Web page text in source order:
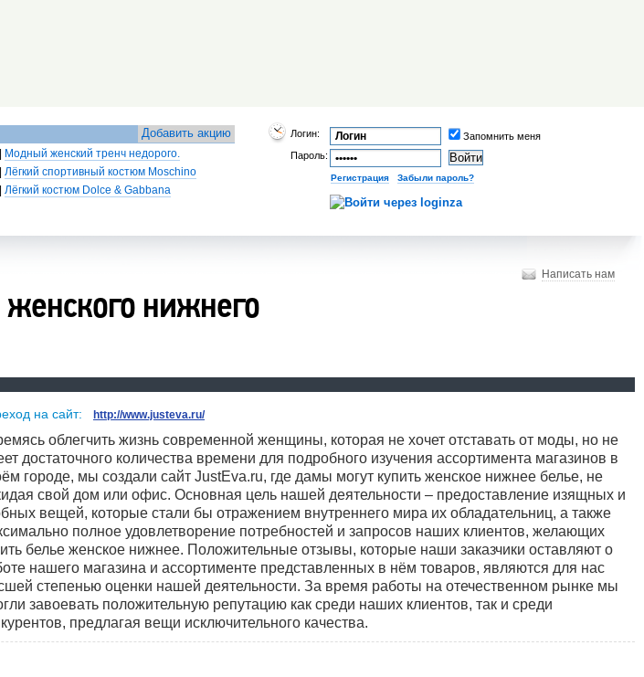
Добавить акцию
Модный женский тренч недорого.
Лёгкий спортивный костюм Moschino
Лёгкий костюм Dolce & Gabbana
Логин:
Запомнить меня
Пароль:
Регистрация| Забыли пароль?
Написать нам
нижнего
на сайт: http://www.justeva.ru/
облегчить жизнь современной женщины, которая не хочет отставать от моды, но не
достаточного количества времени для подробного изучения ассортимента магазинов в
городе, мы создали сайт JustEva.ru, где дамы могут купить женское нижнее белье, не
свой дом или офис. Основная цель нашей деятельности – предоставление изящных и
вещей, которые стали бы отражением внутреннего мира их обладательниц, а также
полное удовлетворение потребностей и запросов наших клиентов, желающих
белье женское нижнее. Положительные отзывы, которые наши заказчики оставляют о
нашего магазина и ассортименте представленных в нём товаров, являются для нас
степенью оценки нашей деятельности. За время работы на отечественном рынке мы
завоевать положительную репутацию как среди наших клиентов, так и среди
предлагая вещи исключительного качества.